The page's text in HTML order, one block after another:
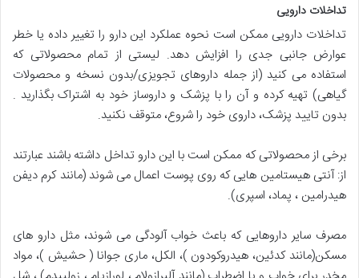
تداخلات دارویی
تداخلات دارویی ممکن است نحوه عملکرد این دارو را تغییر داده یا خطر
عوارض جانبی جدی را افزایش دهد. لیستی از تمام محصولاتی که
استفاده می کنید (از جمله داروهای تجویزی/بدون نسخه و محصولات
گیاهی) تهیه کرده و آن را با پزشک و داروساز خود به اشتراک بگذارید .
بدون تایید پزشک، داروی خود را شروع، متوقف نکنید.
برخی از محصولاتی که ممکن است با این دارو تداخل داشته باشند عبارتند
از: آنتی هیستامین هایی که روی پوست اعمال می شوند (مانند کرم دیفن
هیدرامین ، پماد، اسپری).
مصرف سایر داروهایی که باعث خواب آلودگی می شوند، مثل دارو های
مسکن(مانند کدئین، هیدروکودون )، الکل، ماری جوانا ( حشیش )، مواد